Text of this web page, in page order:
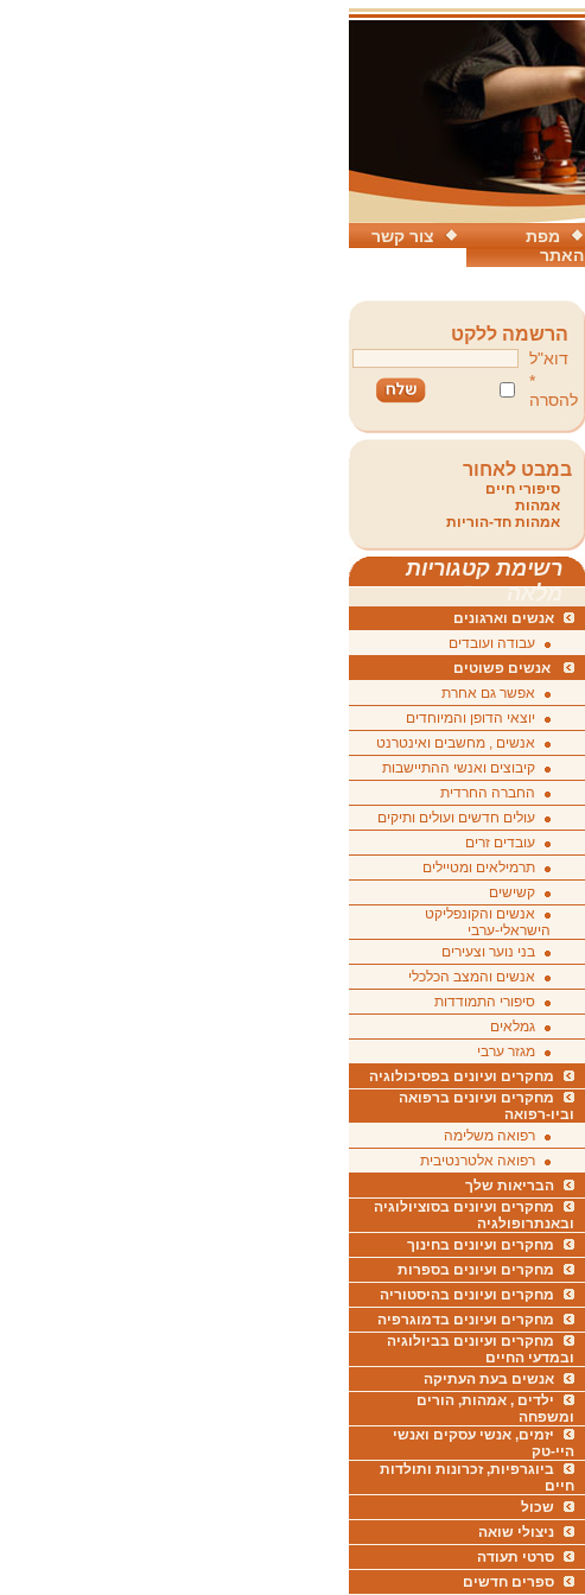
צור קשר
מפת
האתר
הרשמה ללקט
דוא"ל
*
להסרה
במבט לאחור
סיפורי חיים
אמהות
אמהות חד-הוריות
רשימת קטגוריות
מלאה
אנשים וארגונים
עבודה ועובדים
אנשים פשוטים
אפשר גם אחרת
יוצאי הדופן והמיוחדים
אנשים , מחשבים ואינטרנט
קיבוצים ואנשי ההתיישבות
החברה החרדית
עולים חדשים ועולים ותיקים
עובדים זרים
תרמילאים ומטיילים
קשישים
אנשים והקונפליקט
הישראלי-ערבי
בני נוער וצעירים
אנשים והמצב הכלכלי
סיפורי התמודדות
גמלאים
מגזר ערבי
מחקרים ועיונים בפסיכולוגיה
מחקרים ועיונים ברפואה
וביו-רפואה
רפואה משלימה
רפואה אלטרנטיבית
הבריאות שלך
מחקרים ועיונים בסוציולוגיה
ובאנתרופולגיה
מחקרים ועיונים בחינוך
מחקרים ועיונים בספרות
מחקרים ועיונים בהיסטוריה
מחקרים ועיונים בדמוגרפיה
מחקרים ועיונים בביולוגיה
ובמדעי החיים
אנשים בעת העתיקה
ילדים , אמהות, הורים
ומשפחה
יזמים, אנשי עסקים ואנשי
היי-טק
ביוגרפיות, זכרונות ותולדות
חיים
שכול
ניצולי שואה
סרטי תעודה
ספרים חדשים